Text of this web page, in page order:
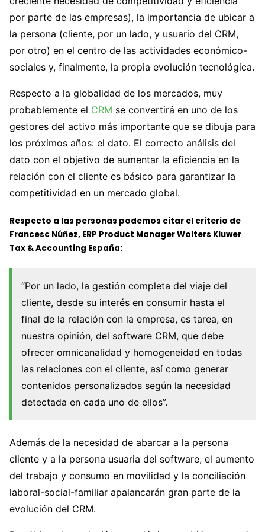
por parte de las empresas), la importancia de ubicar a
la persona (cliente, por un lado, y usuario del CRM,
por otro) en el centro de las actividades económico-
sociales y, finalmente, la propia evolución tecnológica.
Respecto a la globalidad de los mercados, muy
probablemente el CRM se convertirá en uno de los
gestores del activo más importante que se dibuja para
los próximos años: el dato. El correcto análisis del
dato con el objetivo de aumentar la eficiencia en la
relación con el cliente es básico para garantizar la
competitividad en un mercado global.
Respecto a las personas podemos citar el criterio de
Francesc Núñez, ERP Product Manager Wolters Kluwer
Tax & Accounting España:
“Por un lado, la gestión completa del viaje del
cliente, desde su interés en consumir hasta el
final de la relación con la empresa, es tarea, en
nuestra opinión, del software CRM, que debe
ofrecer omnicanalidad y homogeneidad en todas
las relaciones con el cliente, así como generar
contenidos personalizados según la necesidad
detectada en cada uno de ellos”.
Además de la necesidad de abarcar a la persona
cliente y a la persona usuaria del software, el aumento
del trabajo y consumo en movilidad y la conciliación
laboral-social-familiar apalancarán gran parte de la
evolución del CRM.